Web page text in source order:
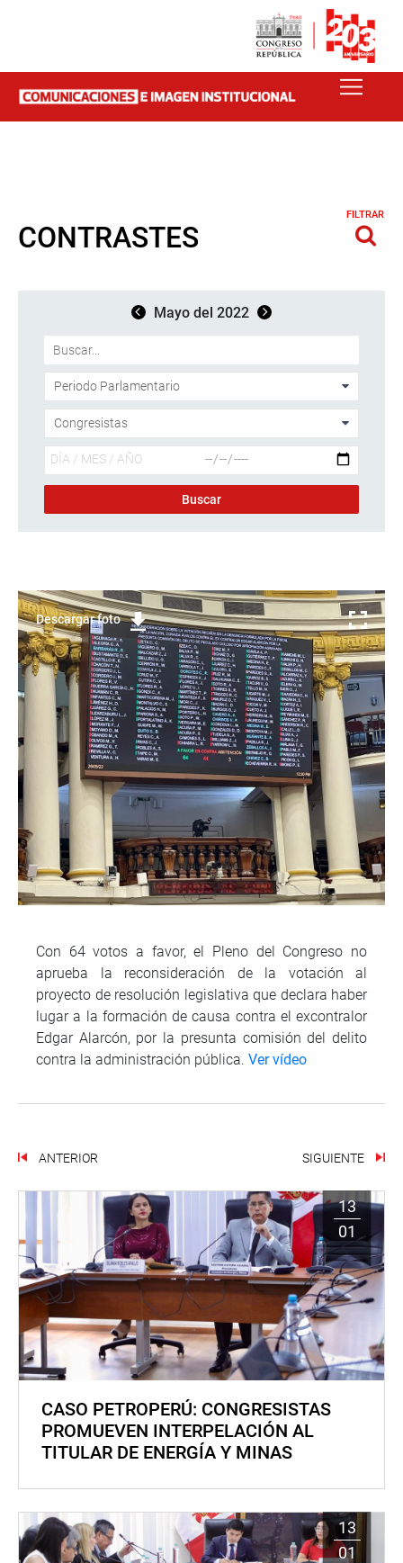
CONTRASTES
FILTRAR
Mayo del 2022
Descargar foto
Con 64 votos a favor, el Pleno del Congreso no
aprueba la reconsideración de la votación al
proyecto de resolución legislativa que declara haber
lugar a la formación de causa contra el excontralor
Edgar Alarcón, por la presunta comisión del delito
contra la administración pública. Ver vídeo
ANTERIOR SIGUIENTE
13
01
CASO PETROPERÚ: CONGRESISTAS
PROMUEVEN INTERPELACIÓN AL
TITULAR DE ENERGÍA Y MINAS
13
01